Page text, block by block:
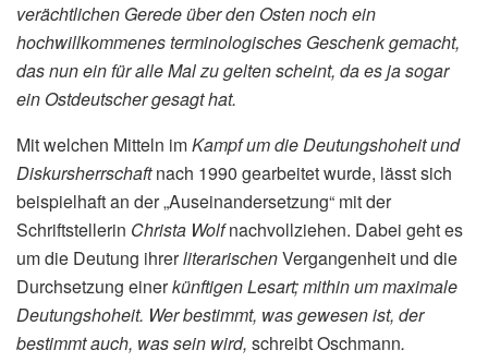
verächtlichen Gerede über den Osten noch ein
hochwillkommenes terminologisches Geschenk gemacht,
das nun ein für alle Mal zu gelten scheint, da es ja sogar
ein Ostdeutscher gesagt hat.
Mit welchen Mitteln imKampf um die Deutungshoheit und
Diskursherrschaftnach 1990 gearbeitet wurde, lässt sich
beispielhaft an der „Auseinandersetzung“ mit der
Schriftstellerin Christa Wolfnachvollziehen. Dabei geht es
um die Deutung ihrerliterarischenVergangenheit und die
Durchsetzung einerkünftigenLesart; mithin um maximale
Deutungshoheit. Wer bestimmt, was gewesen ist, der
bestimmt auch, was sein wird, schreibt Oschmann.